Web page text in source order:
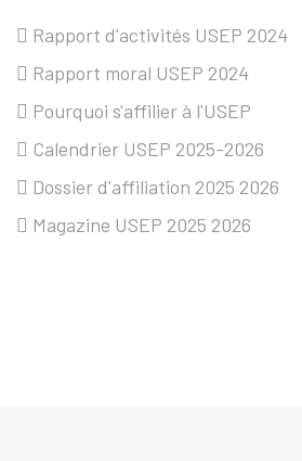
Rapport d'activités USEP 2024
Rapport moral USEP 2024
Pourquoi s'affilier à l'USEP
Calendrier USEP 2025-2026
Dossier d'affiliation 2025 2026
Magazine USEP 2025 2026